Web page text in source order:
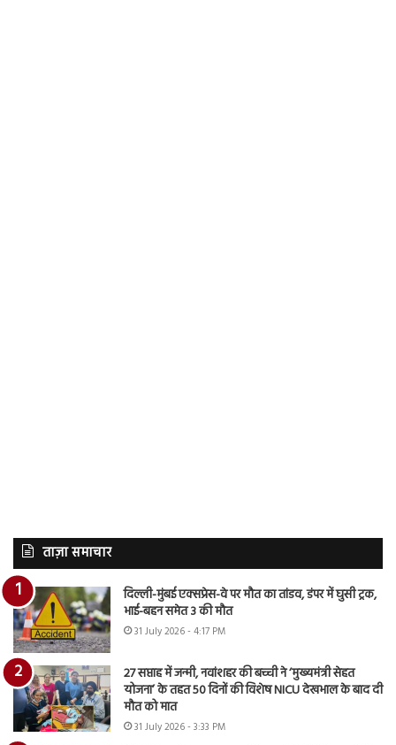
ताज़ा समाचार
दिल्ली-मुंबई एक्सप्रेस-वे पर मौत का तांडव, डंपर में घुसी ट्रक,
भाई-बहन समेत 3 की मौत
31 July 2026 - 4:17 PM
27 सप्ताह में जन्मी, नवांशहर की बच्ची ने ‘मुख्यमंत्री सेहत
योजना’ के तहत 50 दिनों की विशेष NICU देखभाल के बाद दी
मौत को मात
31 July 2026 - 3:33 PM